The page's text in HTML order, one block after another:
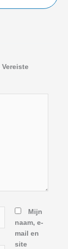
Vereiste
Mijn
naam, e-
mail en
site